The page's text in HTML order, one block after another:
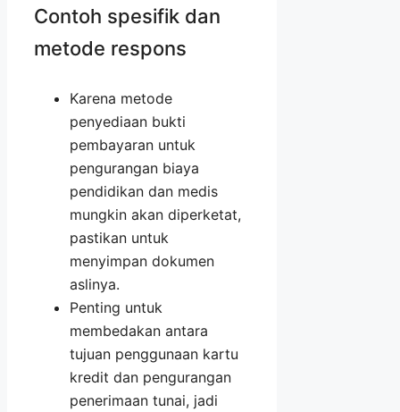
Contoh spesifik dan
metode respons
Karena metode
penyediaan bukti
pembayaran untuk
pengurangan biaya
pendidikan dan medis
mungkin akan diperketat,
pastikan untuk
menyimpan dokumen
aslinya.
Penting untuk
membedakan antara
tujuan penggunaan kartu
kredit dan pengurangan
penerimaan tunai, jadi